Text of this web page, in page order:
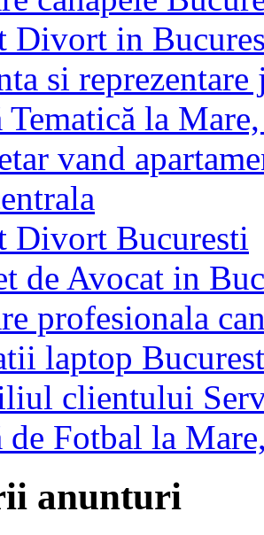
Divort in
si
Tematică la
vand
Divort Bucuresti
de Avocat in
profesionala
laptop
clientului
de Fotbal la
anunturi